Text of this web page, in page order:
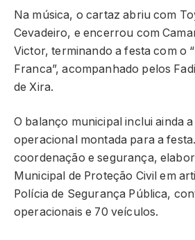
Na música, o cartaz abriu com
Cevadeiro, e encerrou com
Victor, terminando a festa com o
Franca”, acompanhado pelos
de Xira.
O balanço municipal inclui ainda
operacional montada para a
coordenação e segurança,
Municipal de Proteção Civil em
Polícia de Segurança Pública,
operacionais e 70 veículos.